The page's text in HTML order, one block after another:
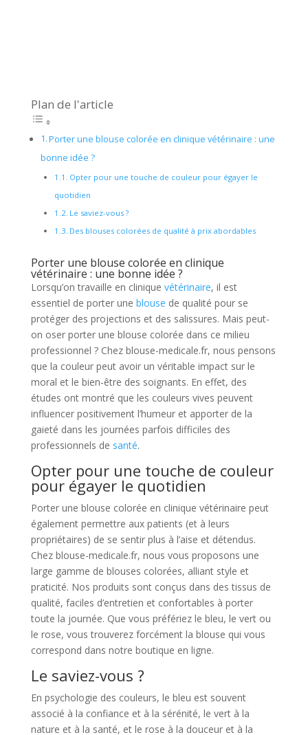
Plan de l'article
Porter une blouse colorée en clinique vétérinaire : une
bonne idée ?
Opter pour une touche de couleur pour égayer le
quotidien
Le saviez-vous ?
Des blouses colorées de qualité à prix abordables
Porter une blouse colorée en clinique
vétérinaire : une bonne idée ?
Lorsqu’on travaille en clinique vétérinaire, il est
essentiel de porter une blouse de qualité pour se
protéger des projections et des salissures. Mais peut-
on oser porter une blouse colorée dans ce milieu
professionnel ? Chez blouse-medicale.fr, nous pensons
que la couleur peut avoir un véritable impact sur le
moral et le bien-être des soignants. En effet, des
études ont montré que les couleurs vives peuvent
influencer positivement l’humeur et apporter de la
gaieté dans les journées parfois difficiles des
professionnels de santé.
Opter pour une touche de couleur
pour égayer le quotidien
Porter une blouse colorée en clinique vétérinaire peut
également permettre aux patients (et à leurs
propriétaires) de se sentir plus à l’aise et détendus.
Chez blouse-medicale.fr, nous vous proposons une
large gamme de blouses colorées, alliant style et
praticité. Nos produits sont conçus dans des tissus de
qualité, faciles d’entretien et confortables à porter
toute la journée. Que vous préfériez le bleu, le vert ou
le rose, vous trouverez forcément la blouse qui vous
correspond dans notre boutique en ligne.
Le saviez-vous ?
En psychologie des couleurs, le bleu est souvent
associé à la confiance et à la sérénité, le vert à la
nature et à la santé, et le rose à la douceur et à la